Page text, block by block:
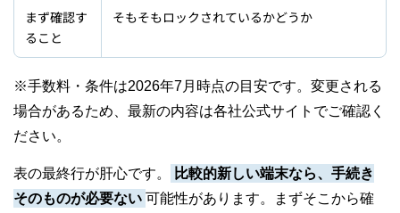
まず確認す
ること
そもそもロックされているかどうか
※手数料・条件は2026年7月時点の目安です。変更される
場合があるため、最新の内容は各社公式サイトでご確認く
ださい。
表の最終行が肝心です。
比較的新しい端末なら、手続き
そのものが必要ない 可能性があります。まずそこから確